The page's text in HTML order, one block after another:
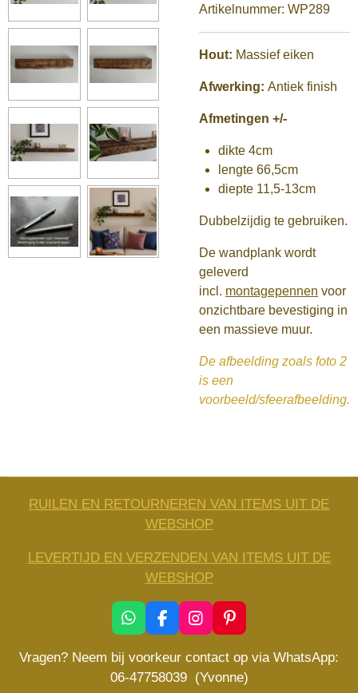
Artikelnummer: WP289
Hout: Massief eiken
Afwerking: Antiek finish
Afmetingen +/-
dikte 4cm
lengte 66,5cm
diepte 11,5-13cm
Dubbelzijdig te gebruiken.
De wandplank wordt
geleverd
incl. montagepennen voor
onzichtbare bevestiging in
een massieve muur.
De afbeelding zoals foto 2
is een
voorbeeld/sfeerafbeelding.
RUILEN EN RETOURNEREN VAN ITEMS UIT DE
WEBSHOP
LEVERTIJD EN VERZENDEN VAN ITEMS UIT DE
WEBSHOP
W
h
a
s
F
a
c
e
b
I
n
s
t
a
P
i
n
e
Vragen? Neem bij voorkeur contact op via WhatsApp:
06-47758039 (Yvonne)